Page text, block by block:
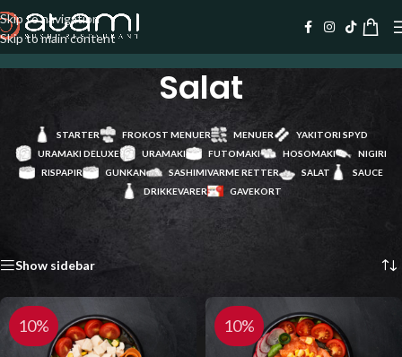
Skip to navigation
Skip to main content
Salat
STARTER FROKOST MENUER MENUER
YAKITORI SPYD
URAMAKI DELUXE
URAMAKI FUTOMAKI HOSOMAKI
NIGIRI
RISPAPIR
GUNKAN SASHIMIVARME RETTER SALAT
SAUCE
DRIKKEVARER
GAVEKORT
Show sidebar
10% 10%